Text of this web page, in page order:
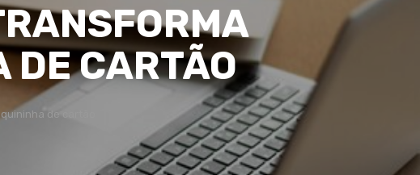
DE CARTÃO
de cartão